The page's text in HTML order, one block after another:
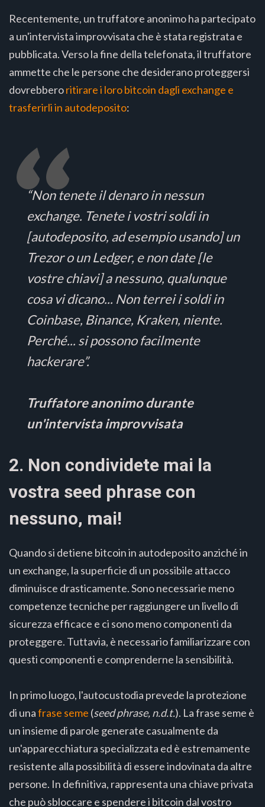
Recentemente, un truffatore anonimo ha partecipato
a un'intervista improvvisata che è stata registrata e
pubblicata. Verso la fine della telefonata, il truffatore
ammette che le persone che desiderano proteggersi
dovrebberoritirare i loro bitcoin dagli exchange e
trasferirli in autodeposito:
“Non tenete il denaro in nessun
exchange. Tenete i vostri soldi in
[autodeposito, ad esempio usando] un
Trezor o un Ledger, e non date [le
vostre chiavi] a nessuno, qualunque
cosa vi dicano... Non terrei i soldi in
Coinbase, Binance, Kraken, niente.
Perché... si possono facilmente
hackerare”.
Truffatore anonimo durante
un'intervista improvvisata
2. Non condividete mai la
vostra seed phrase con
nessuno, mai!
Quando si detiene bitcoin in autodeposito anziché in
un exchange, la superficie di un possibile attacco
diminuisce drasticamente. Sono necessarie meno
competenze tecniche per raggiungere un livello di
sicurezza efficace e ci sono meno componenti da
proteggere. Tuttavia, è necessario familiarizzare con
questi componenti e comprenderne la sensibilità.
In primo luogo, l'autocustodia prevede la protezione
di unafrase seme (seed phrase, n.d.t.). La frase seme è
un insieme di parole generate casualmente da
un'apparecchiatura specializzata ed è estremamente
resistente alla possibilità di essere indovinata da altre
persone. In definitiva, rappresenta una chiave privata
che può sbloccare e spendere i bitcoin dal vostro